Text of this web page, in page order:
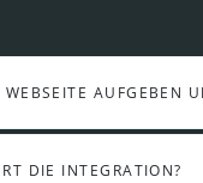
AUFGEBEN
DIE INTEGRATION?